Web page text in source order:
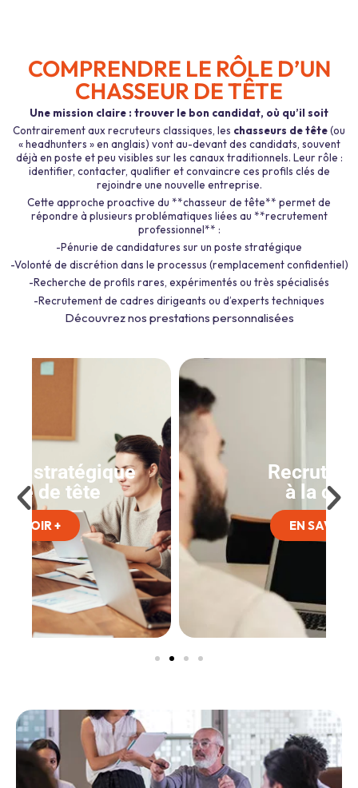
COMPRENDRE LE RÔLE D’UN
CHASSEUR DE TÊTE
Une mission claire : trouver le bon candidat, où qu’il soit
Contrairement aux recruteurs classiques, les chasseurs de tête(ou
« headhunters » en anglais) vont au-devant des candidats, souvent
déjà en poste et peu visibles sur les canaux traditionnels. Leur rôle :
identifier, contacter, qualifier et convaincre ces profils clés de
rejoindre une nouvelle entreprise.
Cette approche proactive du **chasseur de tête** permet de
répondre à plusieurs problématiques liées au **recrutement
professionnel** :
-Pénurie de candidatures sur un poste stratégique
-Volonté de discrétion dans le processus (remplacement confidentiel)
-Recherche de profils rares, expérimentés ou très spécialisés
-Recrutement de cadres dirigeants ou d’experts techniques
Découvrez nos prestations personnalisées
Recrutement
à la carte
EN SAVOIR +